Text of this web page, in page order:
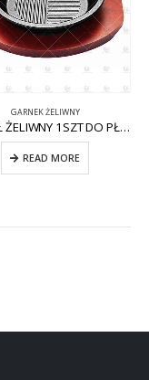
GARNEK ŻELIWNY
KOCIOŁ ŻELIWNY 1SZT DO PŁYTY INDUKCYJNEJ CW-CI010
READ MORE